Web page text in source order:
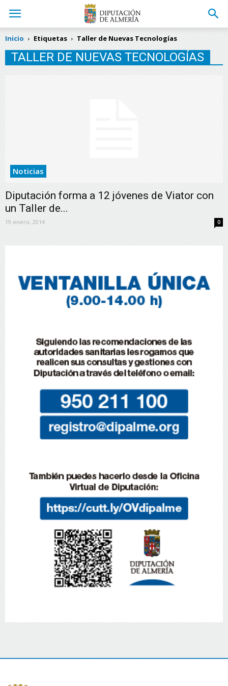
Inicio Etiquetas Taller de Nuevas Tecnologías
TALLER DE NUEVAS TECNOLOGÍAS
Noticias
Diputación forma a 12 jóvenes de Viator con
un Taller de...
19 enero, 2014 0